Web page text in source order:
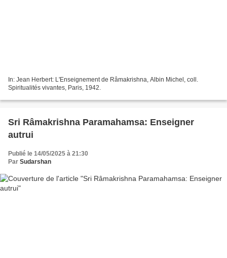
In: Jean Herbert: L'Enseignement de Râmakrishna, Albin Michel, coll.
Spiritualités vivantes, Paris, 1942.
Sri Râmakrishna Paramahamsa: Enseigner
autrui
Publié le 14/05/2025 à 21:30
Par Sudarshan